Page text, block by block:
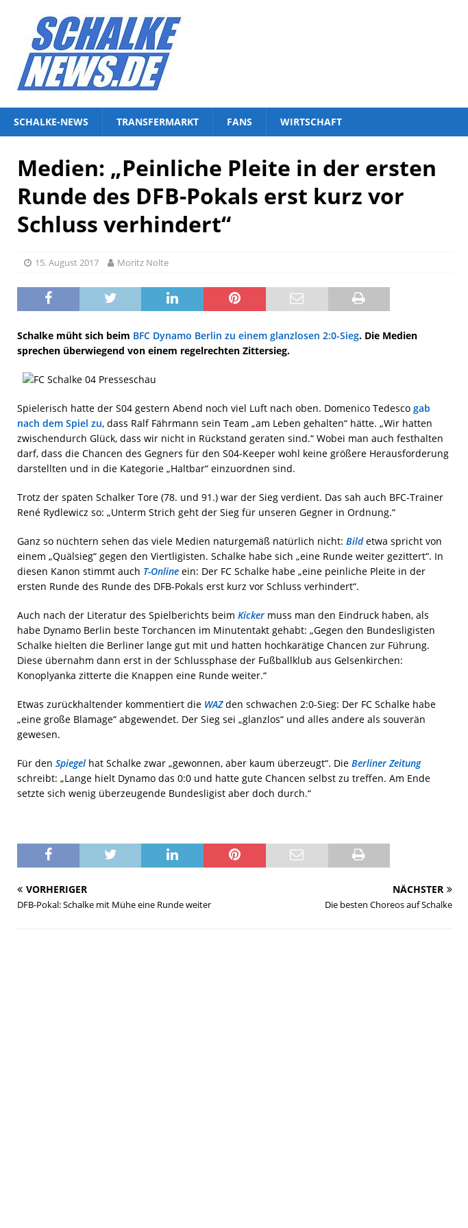
SCHALKE-NEWS TRANSFERMARKT FANS WIRTSCHAFT
Medien: „Peinliche Pleite in der ersten
Runde des DFB-Pokals erst kurz vor
Schluss verhindert“
15. August 2017 Moritz Nolte
Schalke müht sich beim BFC Dynamo Berlin zu einem glanzlosen 2:0-Sieg. Die Medien
sprechen überwiegend von einem regelrechten Zittersieg.
Spielerisch hatte der S04 gestern Abend noch viel Luft nach oben. Domenico Tedesco gab
nach dem Spiel zu, dass Ralf Fährmann sein Team „am Leben gehalten“ hätte. „Wir hatten
zwischendurch Glück, dass wir nicht in Rückstand geraten sind.“ Wobei man auch festhalten
darf, dass die Chancen des Gegners für den S04-Keeper wohl keine größere Herausforderung
darstellten und in die Kategorie „Haltbar“ einzuordnen sind.
Trotz der späten Schalker Tore (78. und 91.) war der Sieg verdient. Das sah auch BFC-Trainer
René Rydlewicz so: „Unterm Strich geht der Sieg für unseren Gegner in Ordnung.“
Ganz so nüchtern sehen das viele Medien naturgemäß natürlich nicht: Bild etwa spricht von
einem „Quälsieg“ gegen den Viertligisten. Schalke habe sich „eine Runde weiter gezittert“. In
diesen Kanon stimmt auch T-Online ein: Der FC Schalke habe „eine peinliche Pleite in der
ersten Runde des Runde des DFB-Pokals erst kurz vor Schluss verhindert“.
Auch nach der Literatur des Spielberichts beim Kicker muss man den Eindruck haben, als
habe Dynamo Berlin beste Torchancen im Minutentakt gehabt: „Gegen den Bundesligisten
Schalke hielten die Berliner lange gut mit und hatten hochkarätige Chancen zur Führung.
Diese übernahm dann erst in der Schlussphase der Fußballklub aus Gelsenkirchen:
Konoplyanka zitterte die Knappen eine Runde weiter.“
Etwas zurückhaltender kommentiert die WAZden schwachen 2:0-Sieg: Der FC Schalke habe
„eine große Blamage“ abgewendet. Der Sieg sei „glanzlos“ und alles andere als souverän
gewesen.
Für den Spiegel hat Schalke zwar „gewonnen, aber kaum überzeugt“. Die Berliner Zeitung
schreibt: „Lange hielt Dynamo das 0:0 und hatte gute Chancen selbst zu treffen. Am Ende
setzte sich wenig überzeugende Bundesligist aber doch durch.“
VORHERIGER
DFB-Pokal: Schalke mit Mühe eine Runde weiter
NÄCHSTER
Die besten Choreos auf Schalke